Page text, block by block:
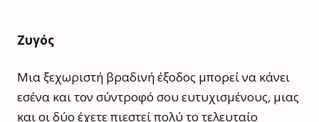
Ζυγός
Μια ξεχωριστή βραδινή έξοδος μπορεί να κάνει
εσένα και τον σύντροφό σου ευτυχισμένους, μιας
και οι δύο έχετε πιεστεί πολύ το τελευταίο